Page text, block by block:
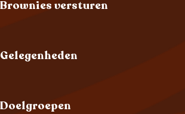
Brownies versturen
Gelegenheden
Doelgroepen